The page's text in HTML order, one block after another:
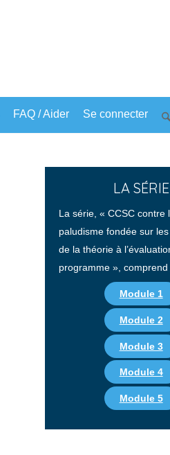
FAQ / Aider Se connecter
LA SÉRIE
La série, « CCSC contre
paludisme fondée sur
de la théorie à
programme »,
Module 1
Module 2
Module 3
Module 4
Module 5